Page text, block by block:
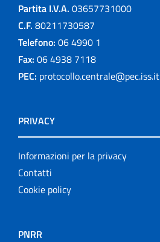
Partita I.V.A. 03657731000
C.F. 80211730587
Telefono: 06 4990 1
Fax: 06 4938 7118
PEC: protocollo.centrale@pec.iss.it
PRIVACY
Informazioni per la privacy
Contatti
Cookie policy
PNRR